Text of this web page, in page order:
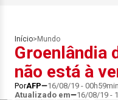
Início> Mundo
Groenlândia
não está à
PorAFP 16/08/19 - 00h59min
Atualizado em
16/08/19 -